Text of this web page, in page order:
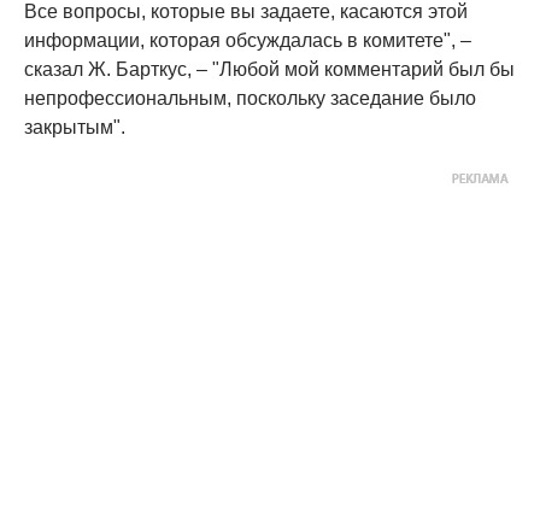
Все вопросы, которые вы задаете, касаются этой
информации, которая обсуждалась в комитете", –
сказал Ж. Барткус, – "Любой мой комментарий был бы
непрофессиональным, поскольку заседание было
закрытым".